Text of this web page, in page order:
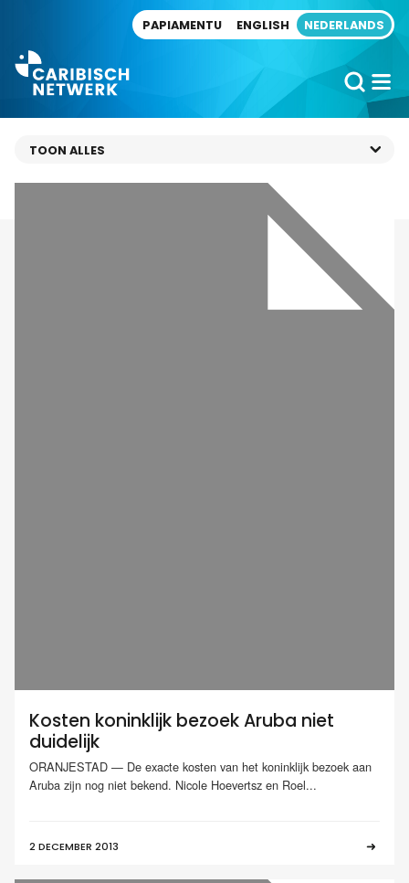
PAPIAMENTU ENGLISH NEDERLANDS
Kosten koninklijk bezoek Aruba niet
duidelijk
ORANJESTAD — De exacte kosten van het koninklijk bezoek aan
Aruba zijn nog niet bekend. Nicole Hoevertsz en Roel...
2 DECEMBER 2013